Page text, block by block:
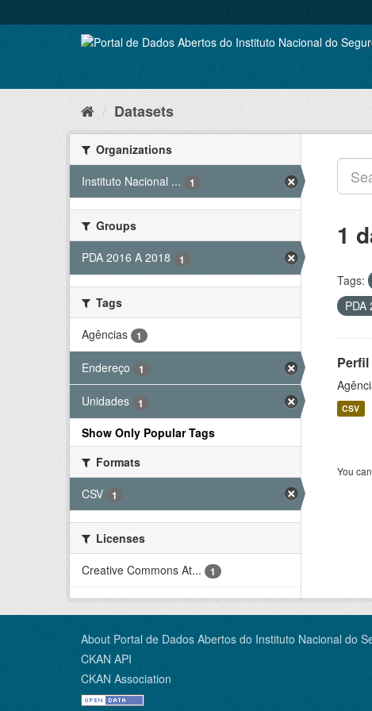
to
Datasets
Organizations
Instituto Nacional ...
1
Groups
PDA 2016 A 2018
1
Tags
Agências
1
Endereço 1
Unidades 1
Show Only Popular Tags
Formats
CSV
1
Licenses
Creative Commons At...
1
1
Tags:
PDA
Perfil
CSV
You
About Portal de Dados Abertos do Instituto Nacional do
CKAN API
CKAN Association